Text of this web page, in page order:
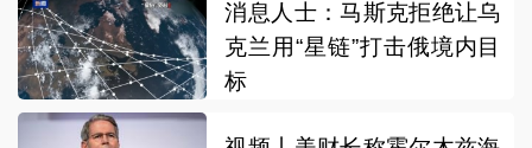
消息人士：马斯克拒绝让乌
克兰用“星链”打击俄境内目
标